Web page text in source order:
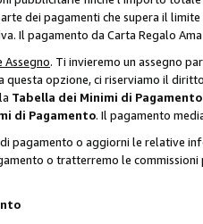
dei pagamenti che supera il
Il pagamento da Carta Regalo
Assegno. Ti invieremo un assegno
questa opzione, ci riserviamo il
Tabella dei Minimi di Pagamento
di Pagamento. Il pagamento
pagamento o aggiorni le relative
o tratterremo le